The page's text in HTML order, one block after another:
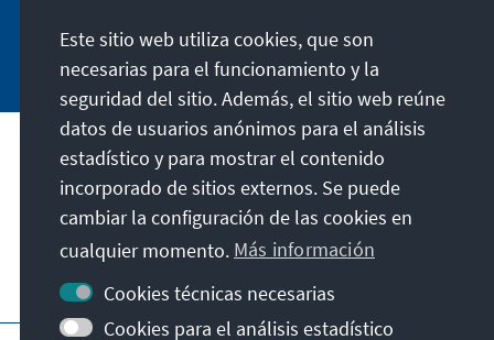
Jetzt abonnieren
Nuestra misión
Contacto
Otras ofertas de la fundación
Este sitio web utiliza cookies, que son
necesarias para el funcionamiento y la
seguridad del sitio. Además, el sitio web reúne
datos de usuarios anónimos para el análisis
estadístico y para mostrar el contenido
incorporado de sitios externos. Se puede
cambiar la configuración de las cookies en
cualquier momento. Más información
Cookies técnicas necesarias
Cookies para el análisis estadístico